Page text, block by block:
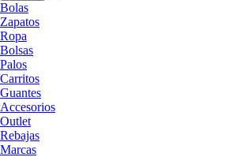
Bolas
Zapatos
Ropa
Bolsas
Palos
Carritos
Guantes
Accesorios
Outlet
Rebajas
Marcas